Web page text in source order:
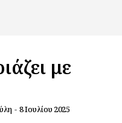
με
- 8 Ιουλίου 2025